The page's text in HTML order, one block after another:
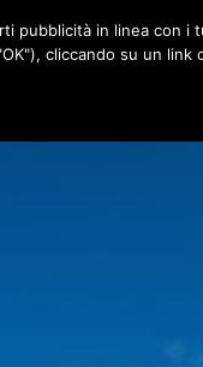
DESIGN
pubblicità in linea con
cliccando su un link